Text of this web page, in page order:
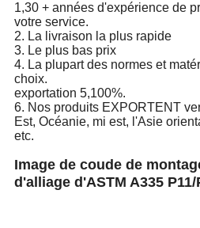
1,30 + années d'expérience de
votre service.
2. La livraison la plus rapide
3. Le plus bas prix
4. La plupart des normes et
choix.
exportation 5,100%.
6. Nos produits EXPORTENT
Est, Océanie, mi est, l'Asie
etc.
Image de coude de
d'alliage d'ASTM A335 P11/